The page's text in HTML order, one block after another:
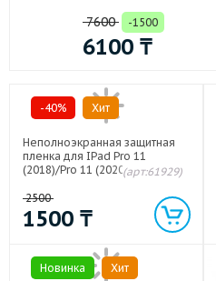
7600 -1500
6100 ₸
-40% Хит
Неполноэкранная защитная
пленка для IPad Pro 11
(2018)/Pro 11 (2020)//Pro 11
(арт:61929)
2500
1500 ₸
Новинка Хит